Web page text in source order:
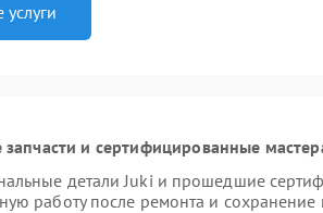
услуги
и сертифицированные
детали Juki и прошедшие
работу после ремонта и сохранение